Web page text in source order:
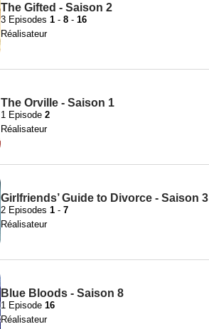
The Gifted - Saison 2
3 Episodes 1 - 8 - 16
Réalisateur
The Orville - Saison 1
1 Episode 2
Réalisateur
Girlfriends’ Guide to Divorce - Saison 3
2 Episodes 1 - 7
Réalisateur
Blue Bloods - Saison 8
1 Episode 16
Réalisateur